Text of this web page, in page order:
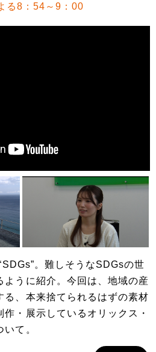
る8：54～9：00
。難しそうなSDGsの世
ように紹介。今回は、地域の産
る、本来捨てられるはずの素材
・展示しているオリックス・
て。